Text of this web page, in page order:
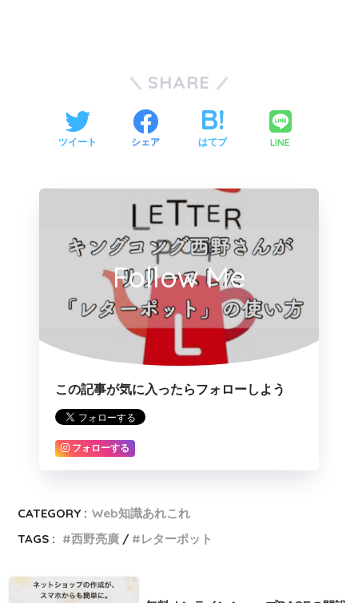
SHARE
ツイート シェア はてブ LINE
Follow Me
この記事が気に入ったらフォローしよう
フォローする
CATEGORY : Web知識あれこれ
TAGS :
西野亮廣 レターポット